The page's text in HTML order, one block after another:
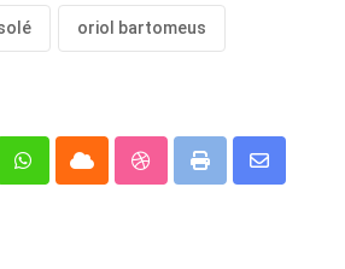
oriol bartomeus
WhatsappCloud StumbleUpon
Print
Share